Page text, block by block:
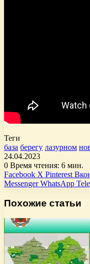
Теги
база берегу лазурном
24.04.2023
0 Время чтения: 6 мин.
Facebook X Pinterest
Messenger WhatsApp
Похожие статьи